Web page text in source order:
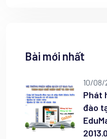
Bài mới nhất
10/08/
Phát
đào